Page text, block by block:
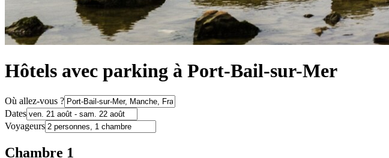
Hôtels avec parking à Port-Bail-sur-Mer
Où allez-vous ?
Dates
Voyageurs
Chambre 1